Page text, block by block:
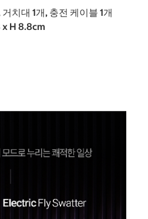
치대 1개, 충전 케이블 1개
x H 8.8cm